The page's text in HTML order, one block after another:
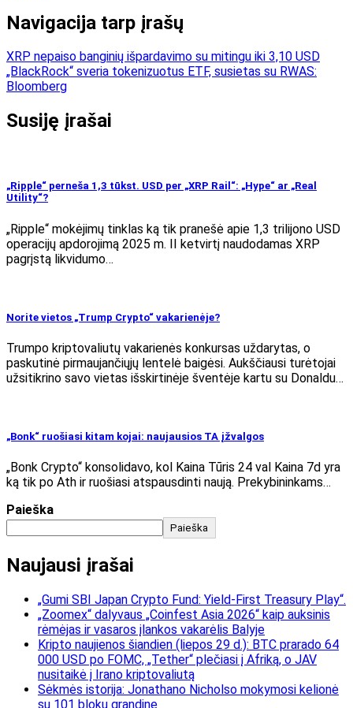
Navigacija tarp įrašų
XRP nepaiso banginių išpardavimo su mitingu iki 3,10 USD
„BlackRock“ sveria tokenizuotus ETF, susietas su RWAS:
Bloomberg
Susiję įrašai
„Ripple“ perneša 1,3 tūkst. USD per „XRP Rail“: „Hype“ ar „Real
Utility“?
„Ripple“ mokėjimų tinklas ką tik pranešė apie 1,3 trilijono USD
operacijų apdorojimą 2025 m. II ketvirtį naudodamas XRP
pagrįstą likvidumo…
Norite vietos „Trump Crypto“ vakarienėje?
Trumpo kriptovaliutų vakarienės konkursas uždarytas, o
paskutinė pirmaujančiųjų lentelė baigėsi. Aukščiausi turėtojai
užsitikrino savo vietas išskirtinėje šventėje kartu su Donaldu…
„Bonk“ ruošiasi kitam kojai: naujausios TA įžvalgos
„Bonk Crypto“ konsolidavo, kol Kaina Tūris 24 val Kaina 7d yra
ką tik po Ath ir ruošiasi atspausdinti naują. Prekybininkams…
Paieška
Paieška
Naujausi įrašai
„Gumi SBI Japan Crypto Fund: Yield-First Treasury Play“.
„Zoomex“ dalyvaus „Coinfest Asia 2026“ kaip auksinis
rėmėjas ir vasaros įlankos vakarėlis Balyje
Kripto naujienos šiandien (liepos 29 d.): BTC prarado 64
000 USD po FOMC, „Tether“ plečiasi į Afriką, o JAV
nusitaikė į Irano kriptovaliutą
Sėkmės istorija: Jonathano Nicholso mokymosi kelionė
su 101 blokų grandine